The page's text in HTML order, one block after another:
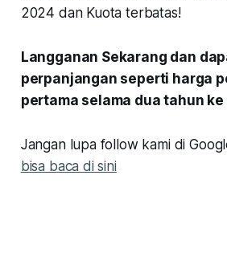
2024 dan Kuota terbatas!
Langganan Sekarang dan
perpanjangan seperti harga
pertama selama dua tahun ke
Jangan lupa follow kami di
bisa baca di sini